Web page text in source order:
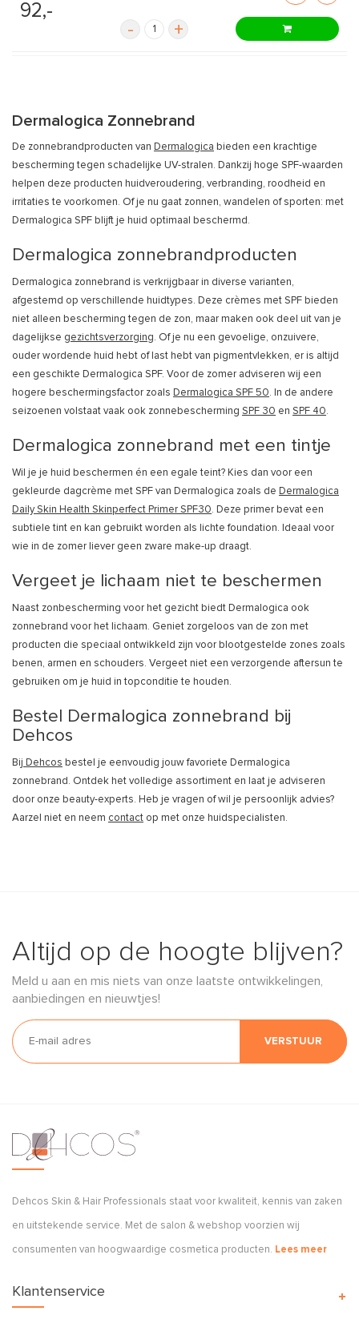
92,-
- +
Dermalogica Zonnebrand
De zonnebrandproducten van Dermalogica bieden een krachtige
bescherming tegen schadelijke UV-stralen. Dankzij hoge SPF-waarden
helpen deze producten huidveroudering, verbranding, roodheid en
irritaties te voorkomen. Of je nu gaat zonnen, wandelen of sporten: met
Dermalogica SPF blijft je huid optimaal beschermd.
Dermalogica zonnebrandproducten
Dermalogica zonnebrand is verkrijgbaar in diverse varianten,
afgestemd op verschillende huidtypes. Deze crèmes met SPF bieden
niet alleen bescherming tegen de zon, maar maken ook deel uit van je
dagelijkse gezichtsverzorging. Of je nu een gevoelige, onzuivere,
ouder wordende huid hebt of last hebt van pigmentvlekken, er is altijd
een geschikte Dermalogica SPF. Voor de zomer adviseren wij een
hogere beschermingsfactor zoals Dermalogica SPF 50. In de andere
seizoenen volstaat vaak ook zonnebescherming SPF 30 en SPF 40.
Dermalogica zonnebrand met een tintje
Wil je je huid beschermen én een egale teint? Kies dan voor een
gekleurde dagcrème met SPF van Dermalogica zoals de Dermalogica
Daily Skin Health Skinperfect Primer SPF30. Deze primer bevat een
subtiele tint en kan gebruikt worden als lichte foundation. Ideaal voor
wie in de zomer liever geen zware make-up draagt.
Vergeet je lichaam niet te beschermen
Naast zonbescherming voor het gezicht biedt Dermalogica ook
zonnebrand voor het lichaam. Geniet zorgeloos van de zon met
producten die speciaal ontwikkeld zijn voor blootgestelde zones zoals
benen, armen en schouders. Vergeet niet een verzorgende aftersun te
gebruiken om je huid in topconditie te houden.
Bestel Dermalogica zonnebrand bij
Dehcos
Bij Dehcos bestel je eenvoudig jouw favoriete Dermalogica
zonnebrand. Ontdek het volledige assortiment en laat je adviseren
door onze beauty-experts. Heb je vragen of wil je persoonlijk advies?
Aarzel niet en neem contact op met onze huidspecialisten.
Altijd op de hoogte blijven?
Meld u aan en mis niets van onze laatste ontwikkelingen,
aanbiedingen en nieuwtjes!
VERSTUUR
Dehcos Skin & Hair Professionals staat voor kwaliteit, kennis van zaken
en uitstekende service. Met de salon & webshop voorzien wij
consumenten van hoogwaardige cosmetica producten. Lees meer
Klantenservice